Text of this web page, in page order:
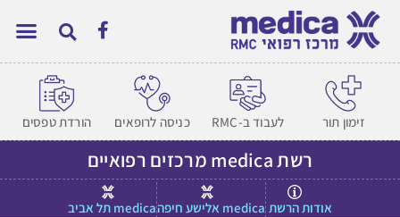
זימון תור לעבוד ב-RMC כניסה לרופאים הורדת טפסים
רשת medica מרכזים רפואיים
אודות הרשת medica אלישע חיפה
medica תל אביב